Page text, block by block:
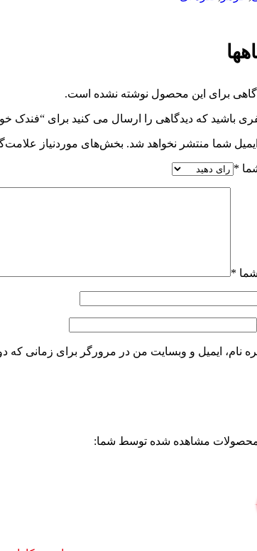
برای این محصول نوشته نشده است.
باشید که دیدگاهی را ارسال می کنید برای “فندک
شما منتشر نخواهد شد. بخش‌های موردنیاز
*
*
نام، ایمیل و وبسایت من در مرورگر برای زمانی که
محصولات مشاهده شده توسط شما: